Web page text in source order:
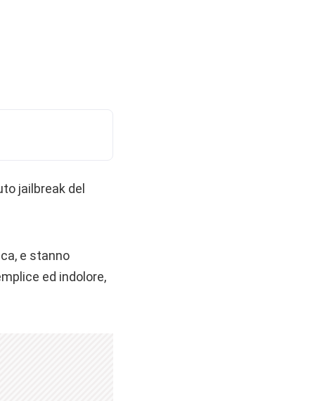
jailbreak del
e stanno
ed indolore,